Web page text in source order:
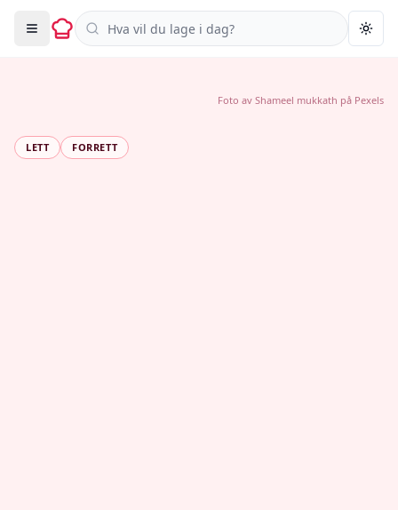
Søk i oppskrifter
LETT FORRETT
Foto av Shameel mukkath på Pexels